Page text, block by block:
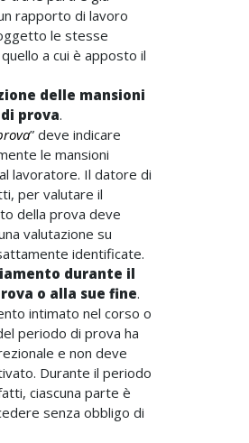
rapporto di lavoro
le stesse
a cui è apposto il
delle mansioni
prova.
” deve indicare
le mansioni
lavoratore. Il datore di
per valutare il
della prova deve
valutazione su
identificate.
durante il
o alla sue fine.
intimato nel corso o
periodo di prova ha
e non deve
Durante il periodo
ciascuna parte è
senza obbligo di